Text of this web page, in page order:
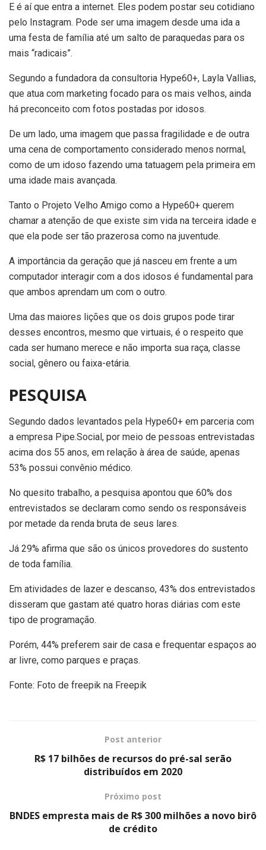
E é aí que entra a internet. Eles podem postar seu cotidiano
pelo Instagram. Pode ser uma imagem desde uma ida a
uma festa de família até um salto de paraquedas para os
mais “radicais”.
Segundo a fundadora da consultoria Hype60+, Layla Vallias,
que atua com marketing focado para os mais velhos, ainda
há preconceito com fotos postadas por idosos.
De um lado, uma imagem que passa fragilidade e de outra
uma cena de comportamento considerado menos normal,
como de um idoso fazendo uma tatuagem pela primeira em
uma idade mais avançada.
Tanto o Projeto Velho Amigo como a Hype60+ querem
chamar a atenção de que existe sim vida na terceira idade e
que ela pode ser tão prazerosa como na juventude.
A importância da geração que já nasceu em frente a um
computador interagir com a dos idosos é fundamental para
que ambos aprendam um com o outro.
Uma das maiores lições que os dois grupos pode tirar
desses encontros, mesmo que virtuais, é o respeito que
cada ser humano merece e não importa sua raça, classe
social, gênero ou faixa-etária.
PESQUISA
Segundo dados levantados pela Hype60+ em parceria com
a empresa Pipe.Social, por meio de pessoas entrevistadas
acima dos 55 anos, em relação à área de saúde, apenas
53% possui convênio médico.
No quesito trabalho, a pesquisa apontou que 60% dos
entrevistados se declaram como sendo os responsáveis
por metade da renda bruta de seus lares.
Já 29% afirma que são os únicos provedores do sustento
de toda família.
Em atividades de lazer e descanso, 43% dos entrevistados
disseram que gastam até quatro horas diárias com este
tipo de programação.
Porém, 44% preferem sair de casa e frequentar espaços ao
ar livre, como parques e praças.
Fonte: Foto de freepik na Freepik
Post anterior
R$ 17 bilhões de recursos do pré-sal serão
distribuídos em 2020
Próximo post
BNDES empresta mais de R$ 300 milhões a novo birô
de crédito